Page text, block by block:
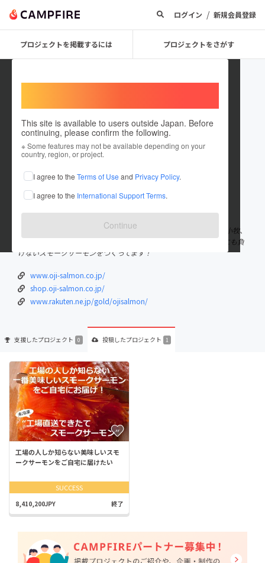
ログイン / 新規会員登録
プロジェクトを掲載するには プロジェクトをさがす
This site is available to users outside Japan. Before
continuing, please confirm the following.
※ Some features may not be available depending on your
country, region, or project.
I agree to the Terms of Use and Privacy Policy.
I agree to the International Support Terms.
Continue
OjiSalmon
これまでに1件のプロジェクトを投稿しています
在住国：日本 現在地：北海道
出身国：日本 出身地：北海道
創業1967年、スモークサーモンのトップブランドです。銀座、苫小牧、
日本橋高島屋、横浜高島屋、札幌大丸に直営店がございます。誰にも負
けないスモークサーモンをつくってます！
www.oji-salmon.co.jp/
shop.oji-salmon.co.jp/
www.rakuten.ne.jp/gold/ojisalmon/
支援したプロジェクト 0 投稿したプロジェクト 1
工場の人しか知らない美味しいスモ
ークサーモンをご自宅に届けたい
SUCCESS
8,410,200JPY 終了